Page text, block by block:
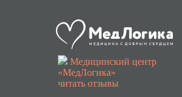
Медицинский центр
«МедЛогика»
читать отзывы